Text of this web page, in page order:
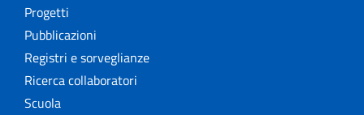
Progetti
Pubblicazioni
Registri e sorveglianze
Ricerca collaboratori
Scuola